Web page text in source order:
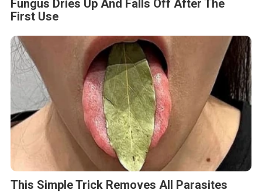
Fungus Dries Up And Falls Off After The
First Use
This Simple Trick Removes All Parasites